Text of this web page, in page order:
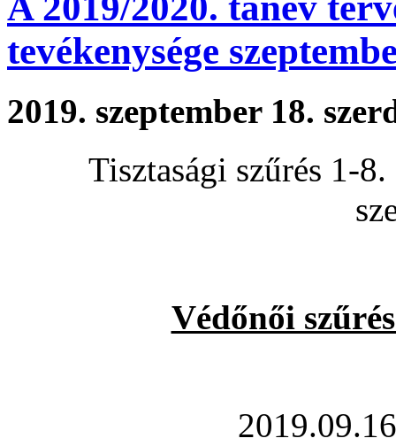
tevékenysége
2019. szeptember 18.
Tisztasági szűrés 1-
Védőnői